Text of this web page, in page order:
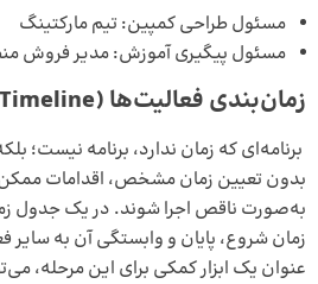
مسئول طراحی کمپین: تیم مارکتینگ
مسئول پیگیری آموزش: مدیر فروش
زمان‌بندی فعالیت‌ها (Timeline
برنامه‌ای که زمان ندارد، برنامه نیست؛
بدون تعیین زمان مشخص، اقدامات ممکن
به‌صورت ناقص اجرا شوند. در یک جدول
زمان شروع، پایان و وابستگی آن به
عنوان یک ابزار کمکی برای این مرحله،